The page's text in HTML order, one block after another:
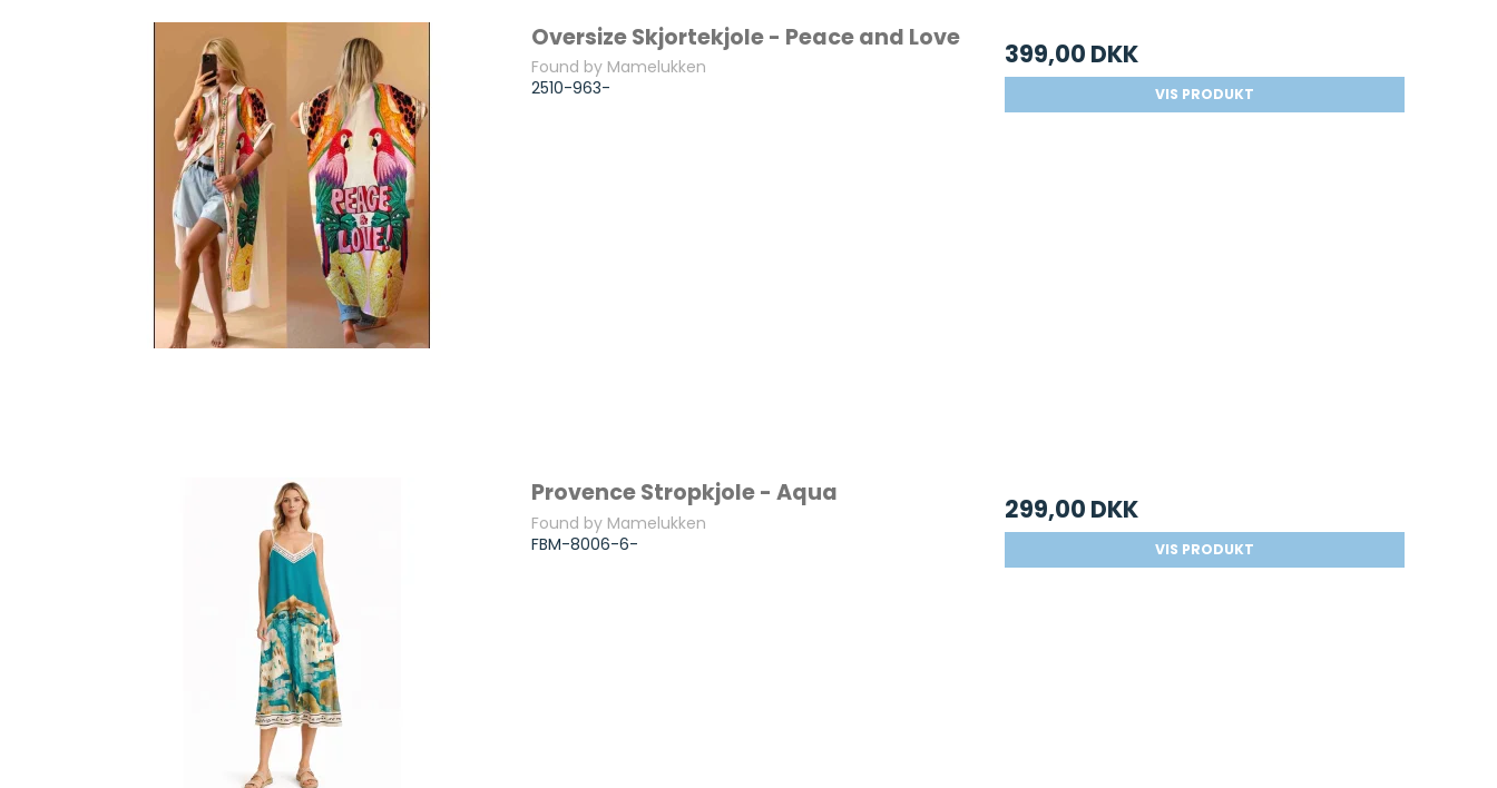
Oversize Skjortekjole - Peace and Love
Found by Mamelukken
2510-963-
399,00 DKK
VIS PRODUKT
Provence Stropkjole - Aqua
Found by Mamelukken
FBM-8006-6-
299,00 DKK
VIS PRODUKT